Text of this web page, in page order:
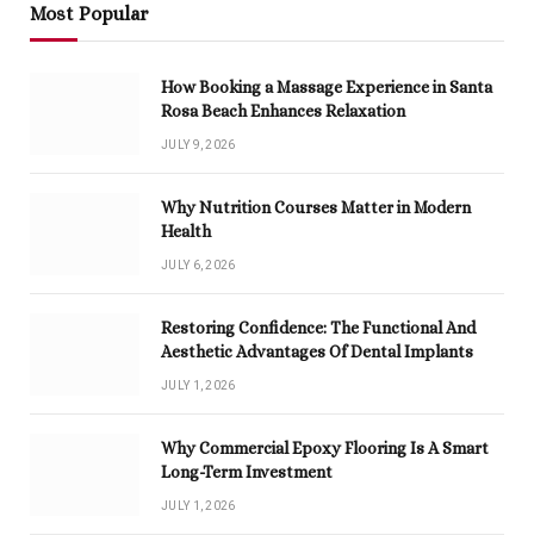
Most Popular
How Booking a Massage Experience in Santa
Rosa Beach Enhances Relaxation
JULY 9, 2026
Why Nutrition Courses Matter in Modern
Health
JULY 6, 2026
Restoring Confidence: The Functional And
Aesthetic Advantages Of Dental Implants
JULY 1, 2026
Why Commercial Epoxy Flooring Is A Smart
Long-Term Investment
JULY 1, 2026